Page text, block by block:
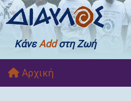
ΚάνεAddστη Ζωή
Αρχική